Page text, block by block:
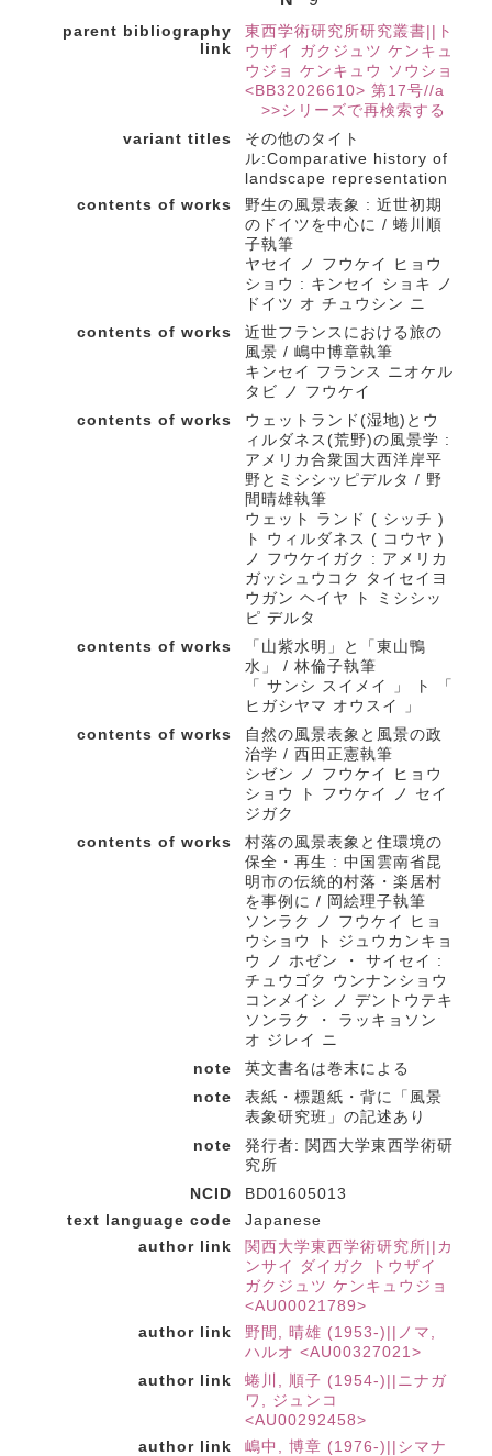
parent bibliography
link
東西学術研究所研究叢書||ト
ウザイ ガクジュツ ケンキュ
ウジョ ケンキュウ ソウショ
<BB32026610> 第17号//a
>>シリーズで再検索する
variant titles
その他のタイト
ル:Comparative history of
landscape representation
contents of works
野生の風景表象 : 近世初期
のドイツを中心に / 蜷川順
子執筆
ヤセイ ノ フウケイ ヒョウ
ショウ : キンセイ ショキ ノ
ドイツ オ チュウシン ニ
contents of works
近世フランスにおける旅の
風景 / 嶋中博章執筆
キンセイ フランス ニオケル
タビ ノ フウケイ
contents of works
ウェットランド(湿地)とウ
ィルダネス(荒野)の風景学 :
アメリカ合衆国大西洋岸平
野とミシシッピデルタ / 野
間晴雄執筆
ウェット ランド ( シッチ )
ト ウィルダネス ( コウヤ )
ノ フウケイガク : アメリカ
ガッシュウコク タイセイヨ
ウガン ヘイヤ ト ミシシッ
ピ デルタ
contents of works
「山紫水明」と「東山鴨
水」 / 林倫子執筆
「 サンシ スイメイ 」 ト 「
ヒガシヤマ オウスイ 」
contents of works
自然の風景表象と風景の政
治学 / 西田正憲執筆
シゼン ノ フウケイ ヒョウ
ショウ ト フウケイ ノ セイ
ジガク
contents of works
村落の風景表象と住環境の
保全・再生 : 中国雲南省昆
明市の伝統的村落・楽居村
を事例に / 岡絵理子執筆
ソンラク ノ フウケイ ヒョ
ウショウ ト ジュウカンキョ
ウ ノ ホゼン ・ サイセイ :
チュウゴク ウンナンショウ
コンメイシ ノ デントウテキ
ソンラク ・ ラッキョソン
オ ジレイ ニ
note
英文書名は巻末による
note
表紙・標題紙・背に「風景
表象研究班」の記述あり
note
発行者: 関西大学東西学術研
究所
NCID
BD01605013
text language code
Japanese
author link
関西大学東西学術研究所||カ
ンサイ ダイガク トウザイ
ガクジュツ ケンキュウジョ
<AU00021789>
author link
野間, 晴雄 (1953-)||ノマ,
ハルオ <AU00327021>
author link
蜷川, 順子 (1954-)||ニナガ
ワ, ジュンコ
<AU00292458>
author link
嶋中, 博章 (1976-)||シマナ